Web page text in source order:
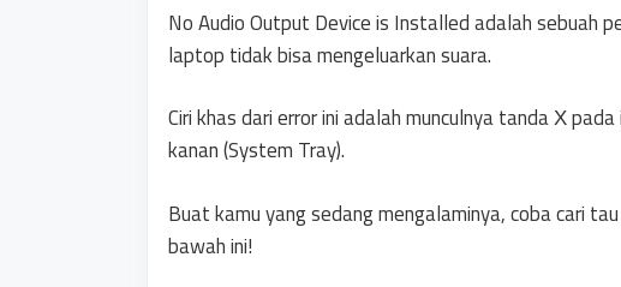
No Audio Output Device is Installed adalah sebuah
laptop tidak bisa mengeluarkan suara.
Ciri khas dari error ini adalah munculnya tanda Χ
kanan (System Tray).
Buat kamu yang sedang mengalaminya, coba cari
bawah ini!